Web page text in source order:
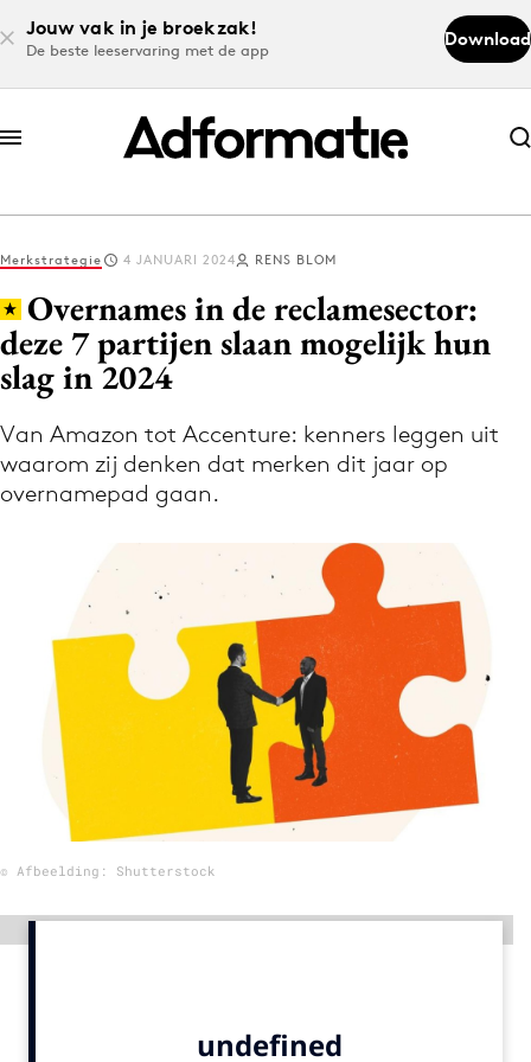
Jouw vak in je broekzak!
De beste leeservaring met de app
Download
Abonneer nu
Abonneer nu
Log in
Volg het laatste nieuws via de Adformatie
Nieuws app
9 sept: GenAI-training
12 nov: MarketingLive!
Adverteren
Academy
Merkstrategie 4 JANUARI 2024 RENS BLOM
Overnames in de reclamesector:
deze 7 partijen slaan mogelijk hun
slag in 2024
Van Amazon tot Accenture: kenners leggen uit
waarom zij denken dat merken dit jaar op
overnamepad gaan.
© Afbeelding: Shutterstock